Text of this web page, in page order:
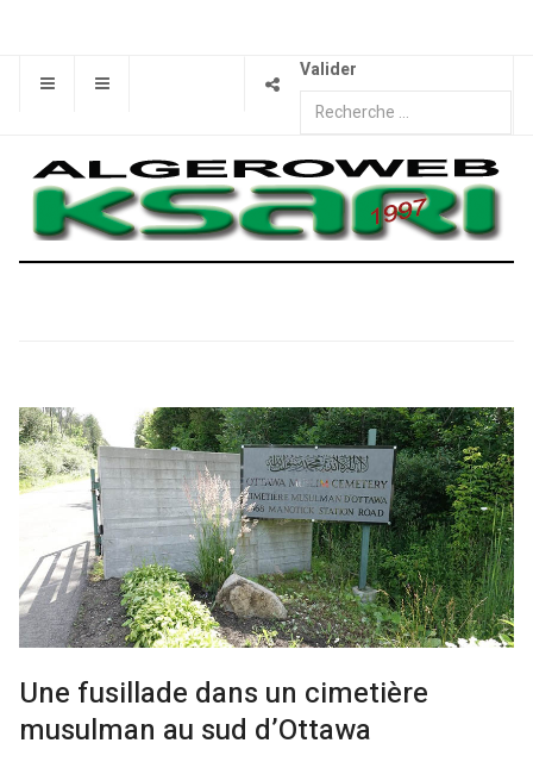
Valider
Une fusillade dans un cimetière
musulman au sud d’Ottawa